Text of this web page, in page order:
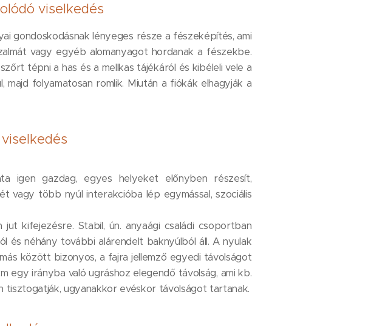
viselkedés
gondoskodásnak lényeges része a fészeképítés, ami
vagy egyéb alomanyagot hordanak a fészekbe.
tépni a has és a mellkas tájékáról és kibéleli vele a
folyamatosan romlik. Miután a fiókák elhagyják a
igen gazdag, egyes helyeket előnyben részesít,
vagy több nyúl interakcióba lép egymással, szociális
kifejezésre. Stabil, ún. anyaági családi csoportban
és néhány további alárendelt baknyúlból áll. A nyulak
között bizonyos, a fajra jellemző egyedi távolságot
egy irányba való ugráshoz elegendő távolság, ami kb.
tisztogatják, ugyanakkor evéskor távolságot tartanak.